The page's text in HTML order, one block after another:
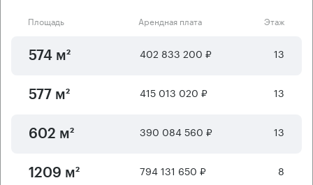
Площадь Арендная плата Этаж
574 м² 402 833 200 ₽ 13
577 м² 415 013 020 ₽ 13
602 м² 390 084 560 ₽ 13
1209 м² 794 131 650 ₽ 8